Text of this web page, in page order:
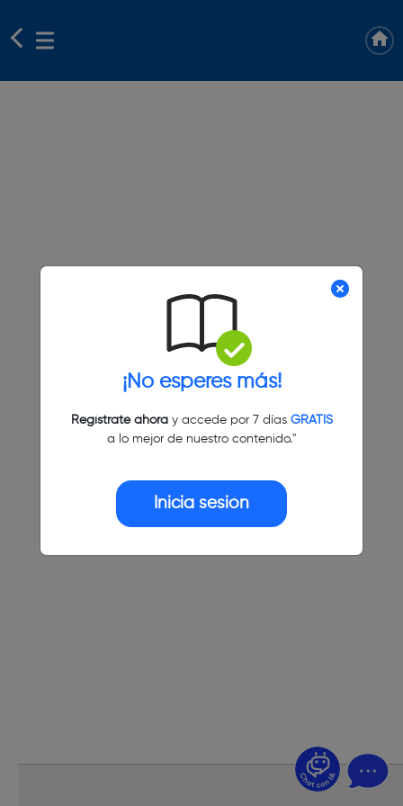
¡No esperes más!
Regístrate ahoray accede por 7 días GRATIS
a lo mejor de nuestro contenido."
Inicia sesión